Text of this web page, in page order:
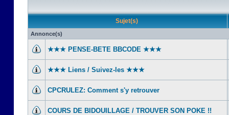
Sujet(s)
Annonce(s)
★★★ PENSE-BETE BBCODE ★★★
★★★ Liens / Suivez-les ★★★
CPCRULEZ: Comment s'y retrouver‎
COURS DE BIDOUILLAGE / TROUVER SON POKE !!